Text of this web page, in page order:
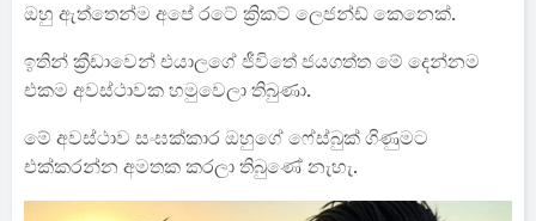
ඔහු ඇත්තෙන්ම අපේ රටේ ක්‍රිකට් ලෙජන්ඩ් කෙනෙක්.
ඉතින් ක්‍රීඩාවෙන් එයාලගේ ජීවිතේ ජයගත්ත මේ දෙන්නම
එකම අවස්ථාවක හමුවෙලා තිබුණා.
මේ අවස්ථාව සංඝක්කාර ඔහුගේ ෆේස්බුක් ගිණුමට
එක්කරන්න අමතක කරලා තිබුණේ නැහැ.